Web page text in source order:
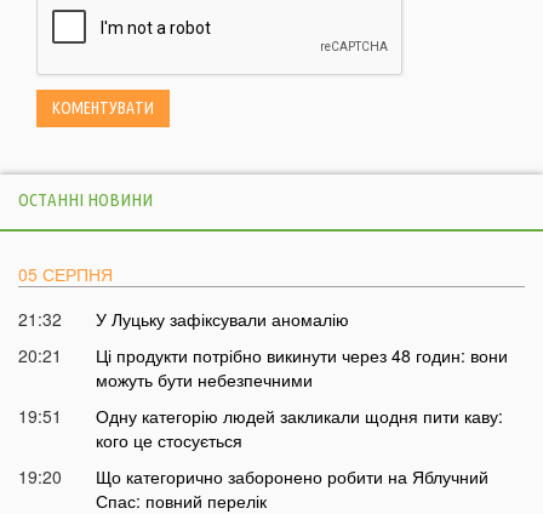
ОСТАННІ НОВИНИ
05 СЕРПНЯ
21:32
У Луцьку зафіксували аномалію
20:21
Ці продукти потрібно викинути через 48 годин: вони
можуть бути небезпечними
19:51
Одну категорію людей закликали щодня пити каву:
кого це стосується
19:20
Що категорично заборонено робити на Яблучний
Спас: повний перелік